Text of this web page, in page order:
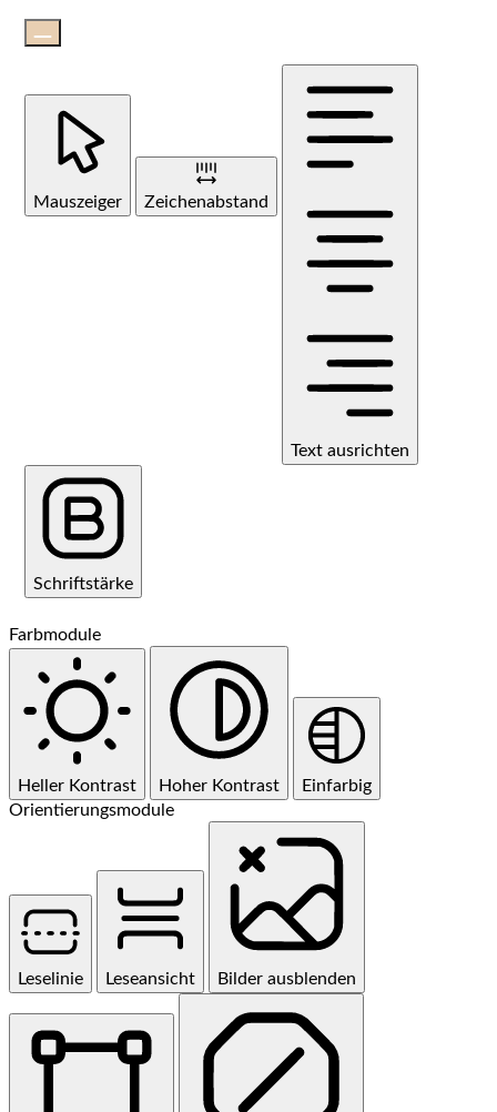
Mauszeiger Zeichenabstand
Text ausrichten
Schriftstärke
Farbmodule
Heller Kontrast Hoher Kontrast
Einfarbig
Orientierungsmodule
Leselinie Leseansicht Bilder ausblenden